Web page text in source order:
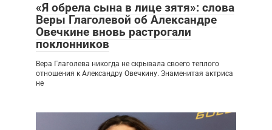
«Я обрела сына в лице зятя»: слова
Веры Глаголевой об Александре
Овечкине вновь растрогали
поклонников
Вера Глаголева никогда не скрывала своего теплого
отношения к Александру Овечкину. Знаменитая актриса
не